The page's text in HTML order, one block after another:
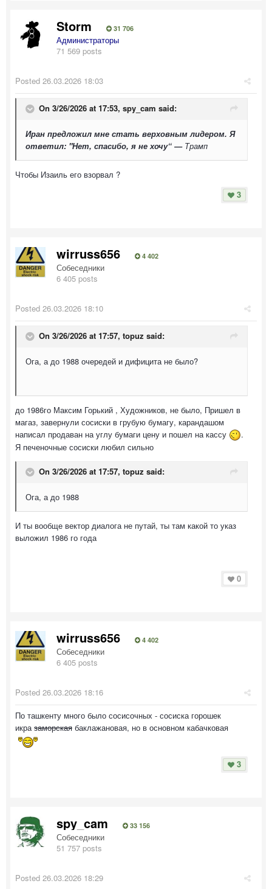
Storm 31 706
Администраторы
71 569 posts
Posted 26.03.2026 18:03
On 3/26/2026 at 17:53, spy_cam said:
Иран предложил мне стать верховным лидером. Я
ответил: "Нет, спасибо, я не хочу“ —Трамп
Чтобы Изаиль его взорвал ?
3
wirruss656 4 402
Собеседники
6 405 posts
Posted 26.03.2026 18:10
On 3/26/2026 at 17:57, topuz said:
Ога, а до 1988 очередей и дифицита не было?
до 1986го Максим Горький , Художников, не было, Пришел в
магаз, завернули сосиски в грубую бумагу, карандашом
написал продаван на углу бумаги цену и пошел на кассу
.
Я печеночные сосиски любил сильно
On 3/26/2026 at 17:57, topuz said:
Ога, а до 1988
И ты вообще вектор диалога не путай, ты там какой то указ
выложил 1986 го года
0
wirruss656 4 402
Собеседники
6 405 posts
Posted 26.03.2026 18:16
По ташкенту много было сосисочных - сосиска горошек
икразаморская баклажановая, но в основном кабачковая
3
spy_cam 33 156
Собеседники
51 757 posts
Posted 26.03.2026 18:29